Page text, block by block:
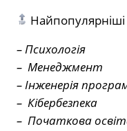
Найпопулярніші
–Психологія
– Менеджмент
– Інженерія
– Кібербезпека
– Початкова